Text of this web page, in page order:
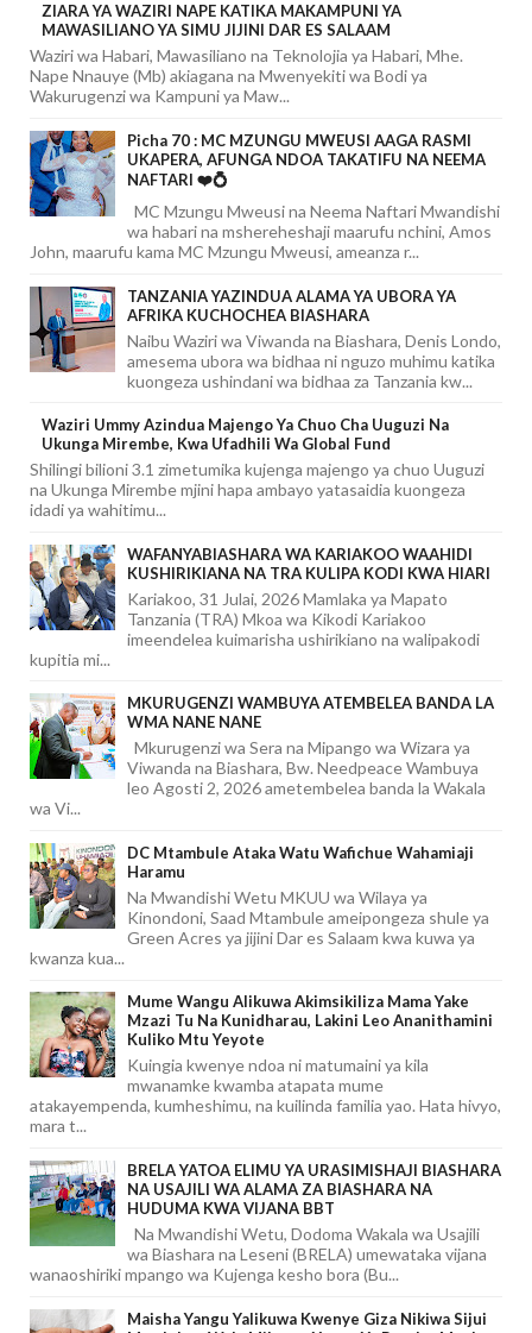
ZIARA YA WAZIRI NAPE KATIKA MAKAMPUNI YA
MAWASILIANO YA SIMU JIJINI DAR ES SALAAM
Waziri wa Habari, Mawasiliano na Teknolojia ya Habari, Mhe.
Nape Nnauye (Mb) akiagana na Mwenyekiti wa Bodi ya
Wakurugenzi wa Kampuni ya Maw...
Picha 70 : MC MZUNGU MWEUSI AAGA RASMI
UKAPERA, AFUNGA NDOA TAKATIFU NA NEEMA
NAFTARI ❤️💍
MC Mzungu Mweusi na Neema Naftari Mwandishi
wa habari na mshereheshaji maarufu nchini, Amos
John, maarufu kama MC Mzungu Mweusi, ameanza r...
TANZANIA YAZINDUA ALAMA YA UBORA YA
AFRIKA KUCHOCHEA BIASHARA
Naibu Waziri wa Viwanda na Biashara, Denis Londo,
amesema ubora wa bidhaa ni nguzo muhimu katika
kuongeza ushindani wa bidhaa za Tanzania kw...
Waziri Ummy Azindua Majengo Ya Chuo Cha Uuguzi Na
Ukunga Mirembe, Kwa Ufadhili Wa Global Fund
Shilingi bilioni 3.1 zimetumika kujenga majengo ya chuo Uuguzi
na Ukunga Mirembe mjini hapa ambayo yatasaidia kuongeza
idadi ya wahitimu...
WAFANYABIASHARA WA KARIAKOO WAAHIDI
KUSHIRIKIANA NA TRA KULIPA KODI KWA HIARI
Kariakoo, 31 Julai, 2026 Mamlaka ya Mapato
Tanzania (TRA) Mkoa wa Kikodi Kariakoo
imeendelea kuimarisha ushirikiano na walipakodi
kupitia mi...
MKURUGENZI WAMBUYA ATEMBELEA BANDA LA
WMA NANE NANE
Mkurugenzi wa Sera na Mipango wa Wizara ya
Viwanda na Biashara, Bw. Needpeace Wambuya
leo Agosti 2, 2026 ametembelea banda la Wakala
wa Vi...
DC Mtambule Ataka Watu Wafichue Wahamiaji
Haramu
Na Mwandishi Wetu MKUU wa Wilaya ya
Kinondoni, Saad Mtambule ameipongeza shule ya
Green Acres ya jijini Dar es Salaam kwa kuwa ya
kwanza kua...
Mume Wangu Alikuwa Akimsikiliza Mama Yake
Mzazi Tu Na Kunidharau, Lakini Leo Ananithamini
Kuliko Mtu Yeyote
Kuingia kwenye ndoa ni matumaini ya kila
mwanamke kwamba atapata mume
atakayempenda, kumheshimu, na kuilinda familia yao. Hata hivyo,
mara t...
BRELA YATOA ELIMU YA URASIMISHAJI BIASHARA
NA USAJILI WA ALAMA ZA BIASHARA NA
HUDUMA KWA VIJANA BBT
Na Mwandishi Wetu, Dodoma Wakala wa Usajili
wa Biashara na Leseni (BRELA) umewataka vijana
wanaoshiriki mpango wa Kujenga kesho bora (Bu...
Maisha Yangu Yalikuwa Kwenye Giza Nikiwa Sijui